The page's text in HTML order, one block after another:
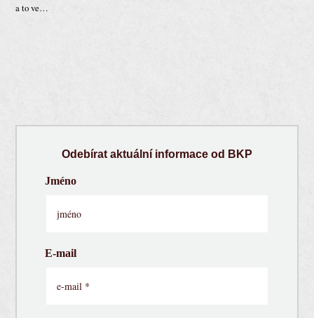
a to ve…
Odebírat aktuální informace od BKP
Jméno
E-mail